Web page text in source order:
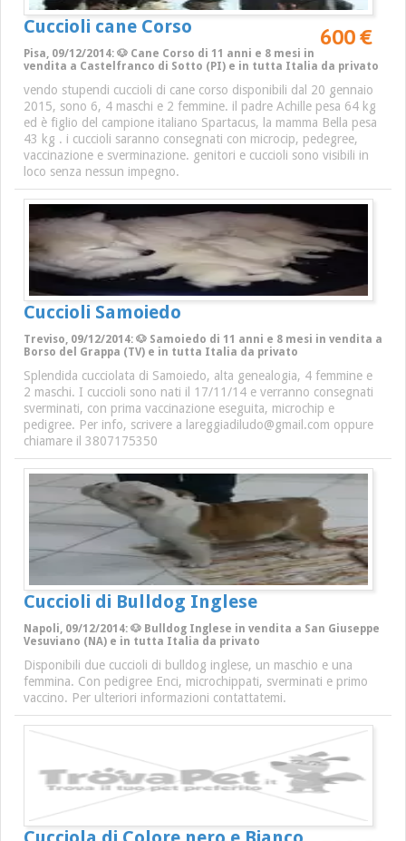
Cuccioli cane Corso 600 €
Pisa, 09/12/2014: 🐶 Cane Corso di 11 anni e 8 mesi in
vendita a Castelfranco di Sotto (PI) e in tutta Italia da privato
vendo stupendi cuccioli di cane corso disponibili dal 20 gennaio
2015, sono 6, 4 maschi e 2 femmine. il padre Achille pesa 64 kg
ed è figlio del campione italiano Spartacus, la mamma Bella pesa
43 kg . i cuccioli saranno consegnati con microcip, pedegree,
vaccinazione e sverminazione. genitori e cuccioli sono visibili in
loco senza nessun impegno.
Cuccioli Samoiedo
Treviso, 09/12/2014: 🐶 Samoiedo di 11 anni e 8 mesi in vendita a
Borso del Grappa (TV) e in tutta Italia da privato
Splendida cucciolata di Samoiedo, alta genealogia, 4 femmine e
2 maschi. I cuccioli sono nati il 17/11/14 e verranno consegnati
sverminati, con prima vaccinazione eseguita, microchip e
pedigree. Per info, scrivere a lareggiadiludo@gmail.com oppure
chiamare il 3807175350
Cuccioli di Bulldog Inglese
Napoli, 09/12/2014: 🐶 Bulldog Inglese in vendita a San Giuseppe
Vesuviano (NA) e in tutta Italia da privato
Disponibili due cuccioli di bulldog inglese, un maschio e una
femmina. Con pedigree Enci, microchippati, sverminati e primo
vaccino. Per ulteriori informazioni contattatemi.